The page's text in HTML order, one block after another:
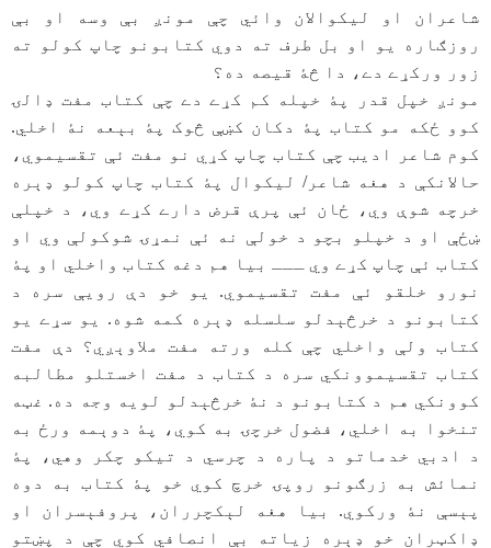
شاعران او ليکوالان وائي چې مونږ بې وسه او بې
روزګاره يو او بل طرف ته دوي کتابونو چاپ کولو ته
زور ورکړے دے، دا څۀ قيصه ده؟
مونږ خپل قدر پۀ خپله کم کړے دے چې کتاب مفت ډالۍ
کوو ځکه مو کتاب پۀ دکان کښې څوک پۀ بېعه نۀ اخلي.
کوم شاعر ادیب چې کتاب چاپ کړي نو مفت ئې تقسیموي،
حالانکې د هغه شاعر/ ليکوال پۀ کتاب چاپ کولو ډېره
خرچه شوې وي، ځان ئې پرې قرض دارے کړے وي، د خپلې
ښځې او د خپلو بچو د خولې نه ئې نمړۍ شوکولې وي او
کتاب ئې چاپ کړے وي ـــ بیا هم دغه کتاب واخلي او پۀ
نورو خلقو ئې مفت تقسیموي. یو خو دې رویې سره د
کتابونو د خرڅېدلو سلسله ډېره کمه شوه. یو سړے یو
کتاب ولې واخلي چې کله ورته مفت ملاوېږي؟ دې مفت
کتاب تقسیموونکي سره د کتاب د مفت اخستلو مطالبه
کوونکي هم د کتابونو د نۀ خرڅېدلو لویه وجه ده. غټه
تنخوا به اخلي، فضول خرچۍ به کوي، پۀ دوېمه ورځ به
د ادبي خدماتو د پاره د چرسي د تیکو چکر وهي، پۀ
نمائش به زرګونو روپۍ خرچ کوي خو پۀ کتاب به دوه
پېسې نۀ ورکوي. بیا هغه لېکچرران، پروفېسران او
ډاکټران خو ډېره زیاته بې انصافي کوي چې د پښتو